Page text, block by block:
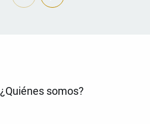
¿Quiénes somos?